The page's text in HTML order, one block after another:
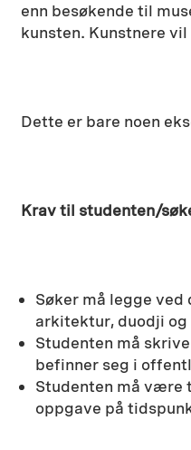
enn besøkende til
kunsten. Kunstnere
Dette er bare noen
Krav til studenten/
Søker må legge
arkitektur, duodji
Studenten må
befinner seg i
Studenten må være
oppgave på